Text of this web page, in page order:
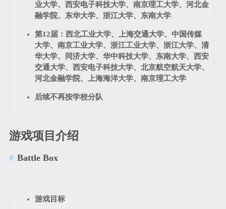
业大学、西安电子科技大学、南京理工大学、河北金
融学院、东华大学、浙江大学、东南大学
第12届：西北工业大学、上海交通大学、中国传媒
大学、南京工业大学、浙江工业大学、浙江大学、清
华大学、同济大学、华中科技大学、东南大学、西安
交通大学、西安电子科技大学、北京航空航天大学、
河北金融学院、上海海洋大学、南京理工大学
后续不再按学校分队
游戏项目介绍
Battle Box
游戏目标